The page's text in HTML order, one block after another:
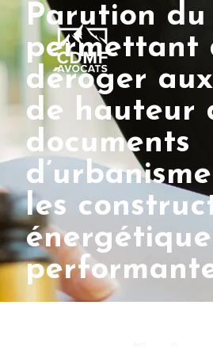
Parution
permettant
déroger
de hauteur
documents
les